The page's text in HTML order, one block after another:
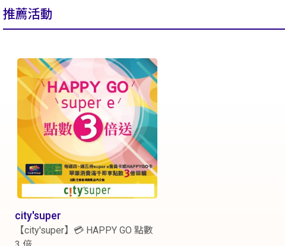
推薦活動
city'super
【city'super】💳 HAPPY GO 點數